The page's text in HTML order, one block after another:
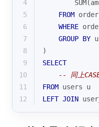
4 SUM
5
FROM
6
WHERE
7
GROUP BY
8
)
9
SELECT
10
-- 同上
11
FROM users u
12
LEFT JOIN